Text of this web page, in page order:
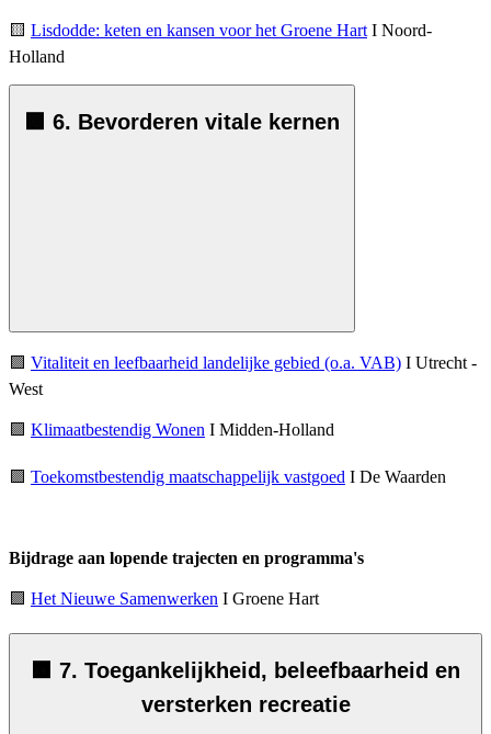
🟨 Lisdodde: keten en kansen voor het Groene Hart I Noord-
Holland
🟪 6. Bevorderen vitale kernen
🟪 Vitaliteit en leefbaarheid landelijke gebied (o.a. VAB) I Utrecht -
West
🟪 Klimaatbestendig Wonen I Midden-Holland
🟪 Toekomstbestendig maatschappelijk vastgoed I De Waarden
Bijdrage aan lopende trajecten en programma's
🟪 Het Nieuwe Samenwerken I Groene Hart
🟧 7. Toegankelijkheid, beleefbaarheid en
versterken recreatie